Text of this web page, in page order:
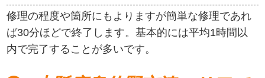
修理の程度や箇所にもよりますが簡単な修理であれ
ば30分ほどで終了します。基本的には平均1時間以
内で完了することが多いです。